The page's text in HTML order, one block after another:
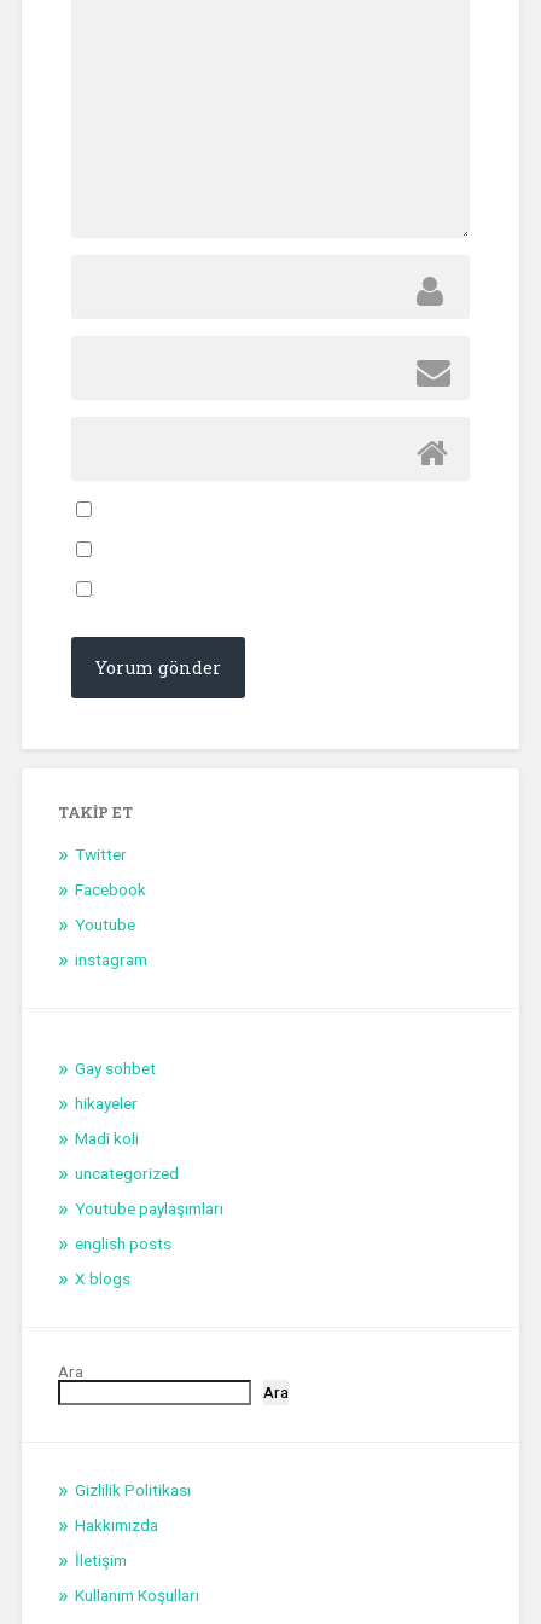
TAKIP ET
Twitter
Facebook
Youtube
instagram
Gay sohbet
hikayeler
Madi koli
uncategorized
Youtube paylaşımları
english posts
X blogs
Ara
Ara
Gizlilik Politikası
Hakkımızda
İletişim
Kullanım Koşulları